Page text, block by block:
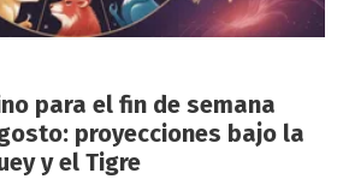
para el fin de semana
proyecciones bajo la
y el Tigre